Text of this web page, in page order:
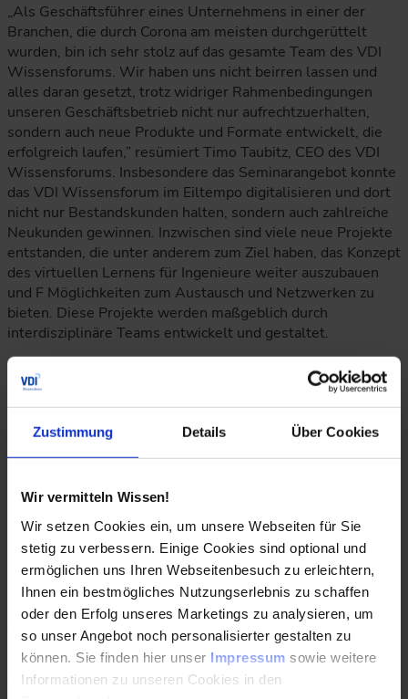
Zustimmung Details Über Cookies
Wir vermitteln Wissen!
Wir setzen Cookies ein, um unsere Webseiten für Sie
stetig zu verbessern. Einige Cookies sind optional und
ermöglichen uns Ihren Webseitenbesuch zu erleichtern,
Ihnen ein bestmögliches Nutzungserlebnis zu schaffen
oder den Erfolg unseres Marketings zu analysieren, um
so unser Angebot noch personalisierter gestalten zu
können. Sie finden hier unser Impressum sowie weitere
Informationen zu unseren Cookies in den
„Als Geschäftsführer eines Unternehmens in einer der
Branchen, die durch Corona am meisten durchgerüttelt
wurden, bin ich sehr stolz auf das gesamte Team des VDI
Wissensforums. Wir haben uns nicht beirren lassen und
alles daran gesetzt, trotz widriger Rahmenbedingungen
unseren Geschäftsbetrieb nicht nur aufrechtzuerhalten,
sondern auch neue Produkte und Formate entwickelt, die
erfolgreich laufen,” resümiert Timo Taubitz, CEO des VDI
Wissensforums. Insbesondere das Seminarangebot konnte
das VDI Wissensforum im Eiltempo digitalisieren und dort
nicht nur Bestandskunden halten, sondern auch zahlreiche
Neukunden gewinnen. Inzwischen sind viele neue Projekte
entstanden, die unter anderem zum Ziel haben, das Konzept
des virtuellen Lernens für Ingenieure weiter auszubauen
und F Möglichkeiten zum Austausch und Netzwerken zu
bieten. Diese Projekte werden maßgeblich durch
interdisziplinäre Teams entwickelt und gestaltet.
Pandemie stellt Unternehmen auch in puncto
Mitarbeiterzufriedenheit vor neue
Herausforderungen
gewesen: Wie hält man eine auf Austausch und
Zusammenarbeit ausgerichtete Unternehmenskultur im
ständigen Auf und Ab zwischen Homeoffice, der Hoffnung
auf ein Abklingen der Pandemie und neuen Corona-Wellen
lebendig? „Ohne Frage zehren die immer noch andauernden
pandemiebedingten Unwägbarkeiten der vergangenen zwei
Jahre an den Nerven des Teams – umso mehr freue ich mich
über die Auszeichnung in diesen besonderen Zeiten. Und
ich hoffe darauf, dass wir uns bald wieder als gesamtes
Team regelmäßig persönlich treffen können, sei es in